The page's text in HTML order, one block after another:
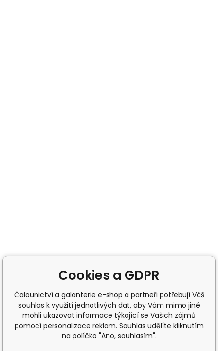
Cookies a GDPR
Čalounictví a galanterie e-shop a partneři potřebují Váš
souhlas k využití jednotlivých dat, aby Vám mimo jiné
mohli ukazovat informace týkající se Vašich zájmů
pomocí personalizace reklam. Souhlas udělíte kliknutím
na políčko "Ano, souhlasím".